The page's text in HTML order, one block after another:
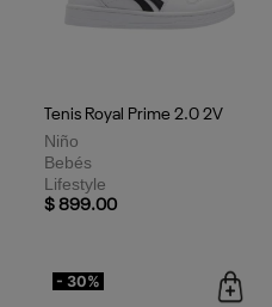
Tenis Royal Prime 2.0 2V
Niño
Bebés
Lifestyle
$ 899.00
- 30%